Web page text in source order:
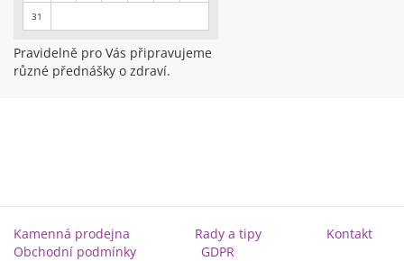
31
Pravidelně pro Vás připravujeme
různé přednášky o zdraví.
Kamenná prodejna Rady a tipy
Kontakt
Obchodní podmínky
GDPR